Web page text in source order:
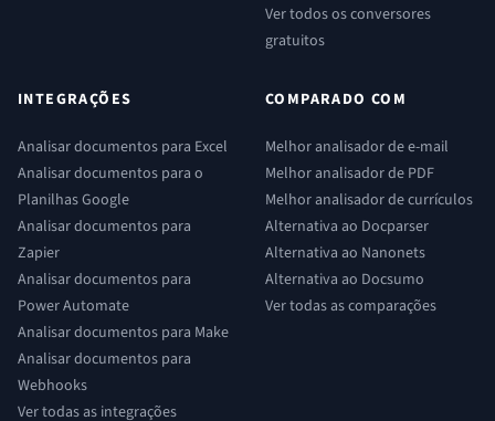
Ver todos os conversores
gratuitos
INTEGRAÇÕES
Analisar documentos para Excel
Analisar documentos para o
Planilhas Google
Analisar documentos para
Zapier
Analisar documentos para
Power Automate
Analisar documentos para Make
Analisar documentos para
Webhooks
Ver todas as integrações
COMPARADO COM
Melhor analisador de e-mail
Melhor analisador de PDF
Melhor analisador de currículos
Alternativa ao Docparser
Alternativa ao Nanonets
Alternativa ao Docsumo
Ver todas as comparações